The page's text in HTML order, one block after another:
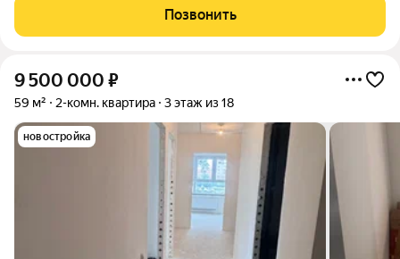
Современный монолитный дом - Рядом школа и детский сад,
Позвонить
9 500 000 ₽
59 м² 2-комн. квартира 3 этаж из 18
новостройка